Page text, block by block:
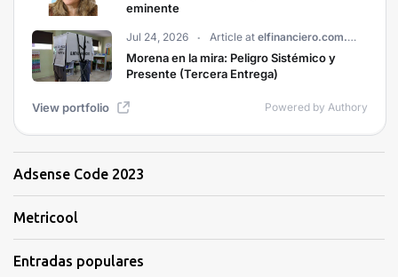
Adsense Code 2023
Metricool
Entradas populares